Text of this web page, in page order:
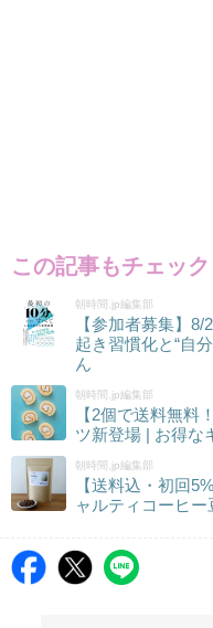
この記事もチェック
朝時間.jp編集部
【参加者募集】
起き習慣化と“自
ん
朝時間.jp編集部
【2個で送料無料
ツ新登場 | お得な
朝時間.jp編集部
【送料込・初回
ャルティコーヒー